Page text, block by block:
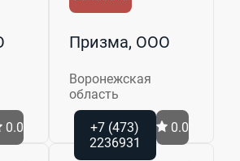
0.0
Призма, ООО
Воронежская
область
+7 (473)
2236931
0.0